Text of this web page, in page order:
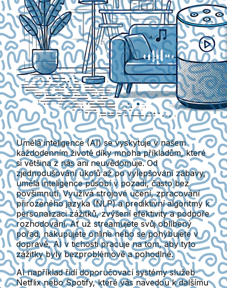
Umělá inteligence (AI) se vyskytuje v našem
každodenním životě díky mnoha příkladům, které
si většina z nás ani neuvědomuje. Od
zjednodušování úkolů až po vylepšování zábavy,
umělá inteligence působí v pozadí, často bez
povšimnutí. Využívá strojové učení, zpracování
přirozeného jazyka (NLP) a prediktivní algoritmy k
personalizaci zážitků, zvýšení efektivity a podpoře
rozhodování. Ať už streamujete svůj oblíbený
pořad, nakupujete online nebo se pohybujete v
dopravě, AI v tichosti pracuje na tom, aby tyto
zážitky byly bezproblémové a pohodlné.
AI například řídí doporučovací systémy služeb
Netflix nebo Spotify, které vás navedou k dalšímu